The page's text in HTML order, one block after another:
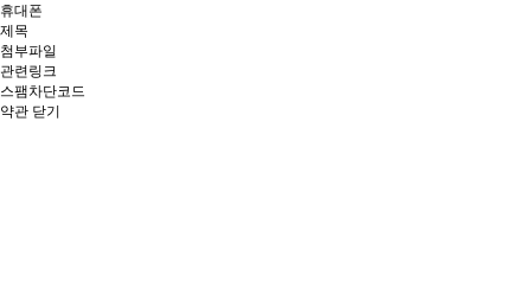
휴대폰
제목
첨부파일
관련링크
스팸차단코드
약관 닫기